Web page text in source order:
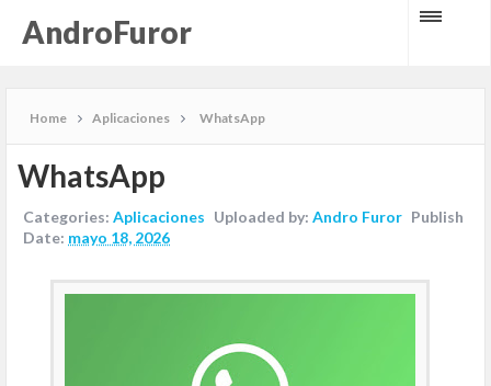
AndroFuror
Home Aplicaciones WhatsApp
WhatsApp
Categories: Aplicaciones Uploaded by: Andro Furor Publish
Date: mayo 18, 2026